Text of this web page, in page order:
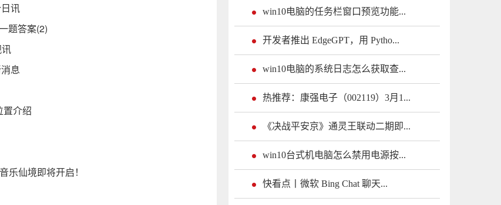
讯
题答案(2)
息
置介绍
乐仙境即将开启！
win10电脑的任务栏窗口预览功能...
开发者推出 EdgeGPT，用 Pytho...
win10电脑的系统日志怎么获取查...
热推荐：康强电子（002119）3月1...
《决战平安京》通灵王联动二期即...
win10台式机电脑怎么禁用电源按...
快看点丨微软 Bing Chat 聊天...